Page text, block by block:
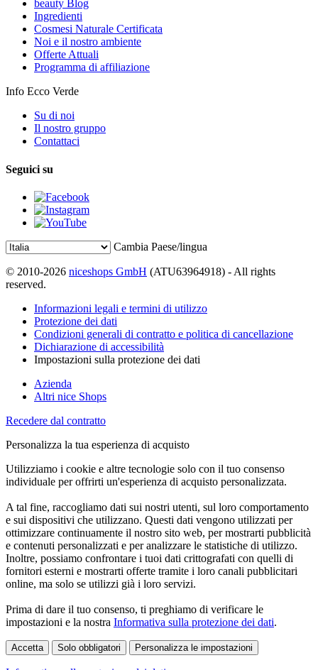
beauty Blog
Ingredienti
Cosmesi Naturale Certificata
Noi e il nostro ambiente
Offerte Attuali
Programma di affiliazione
Info Ecco Verde
Su di noi
Il nostro gruppo
Contattaci
Seguici su
Cambia Paese/lingua
© 2010-2026 niceshops GmbH (ATU63964918) - All rights
reserved.
Informazioni legali e termini di utilizzo
Protezione dei dati
Condizioni generali di contratto e politica di cancellazione
Dichiarazione di accessibilità
Impostazioni sulla protezione dei dati
Azienda
Altri nice Shops
Recedere dal contratto
Personalizza la tua esperienza di acquisto
Utilizziamo i cookie e altre tecnologie solo con il tuo consenso
individuale per offrirti un'esperienza di acquisto personalizzata.
A tal fine, raccogliamo dati sui nostri utenti, sul loro comportamento
e sui dispositivi che utilizzano. Questi dati vengono utilizzati per
ottimizzare continuamente il nostro sito web, per mostrarti pubblicità
e contenuti personalizzati e per analizzare le statistiche di utilizzo.
Inoltre, possiamo confrontare i tuoi dati crittografati con quelli di
fornitori esterni e mostrarti offerte tramite i loro canali pubblicitari
online, ma solo se utilizzi già i loro servizi.
Prima di dare il tuo consenso, ti preghiamo di verificare le
impostazioni e la nostra Informativa sulla protezione dei dati.
Accetta Solo obbligatori Personalizza le impostazioni